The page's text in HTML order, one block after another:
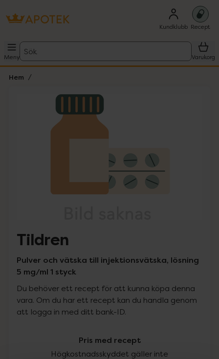
Kundklubb Recept
Meny
Sök
Varukorg
Hem
Lista: . Innehåller 1 objekt.
Tildren
Pulver och vätska till injektionsvätska, lösning
5 mg/ml 1 styck
Du behöver ett recept för att kunna köpa denna
vara. Om du har ett recept kan du handla genom
att logga in med ditt bank-ID.
Pris med recept
Högkostnadsskyddet gäller inte